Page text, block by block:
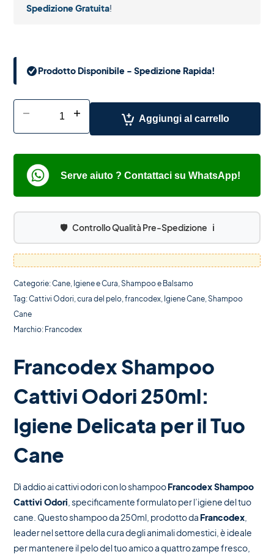
Spedizione Gratuita!
Prodotto Disponibile - Spedizione Rapida!
- + Aggiungi al carrello
Serve aiuto ? Contattaci su WhatsApp!
🛡️ Controllo Qualità Pre-Spedizione ℹ️
Categorie:Cane, Igiene e Cura,Shampoo e Balsamo
Tag:Cattivi Odori,cura del pelo,francodex, Igiene Cane,Shampoo
Cane
Marchio: Francodex
Francodex Shampoo
Cattivi Odori 250ml:
Igiene Delicata per il Tuo
Cane
Dì addio ai cattivi odori con lo shampooFrancodex Shampoo
Cattivi Odori , specificamente formulato per l’igiene del tuo
cane. Questo shampoo da 250ml, prodotto da Francodex
leader nel settore della cura degli animali domestici, è ideale
per mantenere il pelo del tuo amico a quattro zampe fresco,